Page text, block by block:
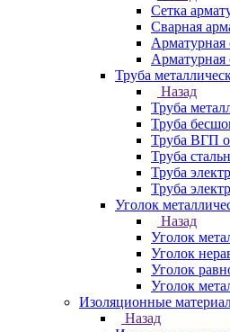
Сетка
Сварная
Арматурная
Арматурная
Труба
Назад
Труба
Труба
Труба ВГП
Труба
Труба
Труба
Уголок
Назад
Уголок
Уголок
Уголок
Уголок
Изоляционные
Назад